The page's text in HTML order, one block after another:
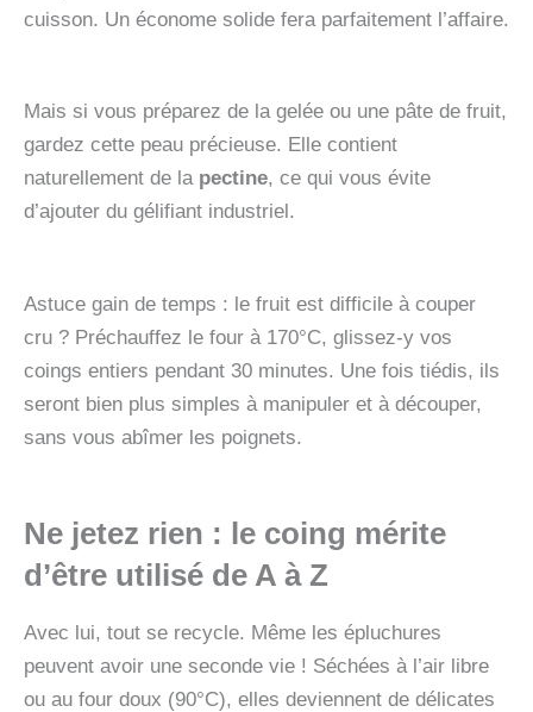
cuisson. Un économe solide fera parfaitement l’affaire.
Mais si vous préparez de la gelée ou une pâte de fruit,
gardez cette peau précieuse. Elle contient
naturellement de la pectine, ce qui vous évite
d’ajouter du gélifiant industriel.
Astuce gain de temps : le fruit est difficile à couper
cru ? Préchauffez le four à 170°C, glissez-y vos
coings entiers pendant 30 minutes. Une fois tiédis, ils
seront bien plus simples à manipuler et à découper,
sans vous abîmer les poignets.
Ne jetez rien : le coing mérite
d’être utilisé de A à Z
Avec lui, tout se recycle. Même les épluchures
peuvent avoir une seconde vie ! Séchées à l’air libre
ou au four doux (90°C), elles deviennent de délicates